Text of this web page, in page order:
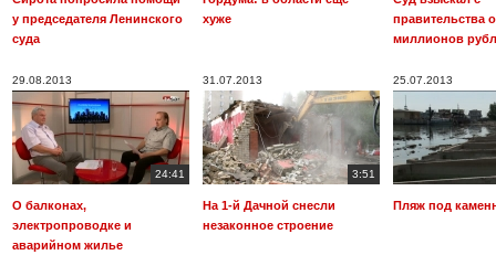
у председателя Ленинского
суда
хуже
правительства
миллионов
29.08.2013
24:41
О балконах,
электропроводке и
аварийном жилье
31.07.2013
3:51
На 1-й Дачной снесли
незаконное строение
25.07.2013
Пляж под